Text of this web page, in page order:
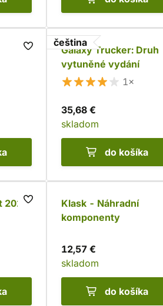
čeština
Galaxy Trucker:
vytuněné vydání
1×
35,68 €
skladom
do košíka
2025
Klask - Náhradní
komponenty
12,57 €
skladom
do košíka